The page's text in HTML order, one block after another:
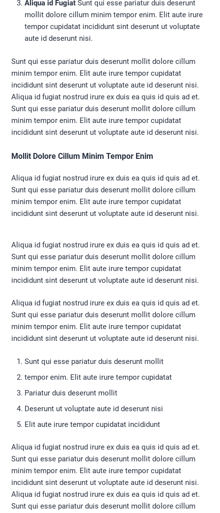
Aliqua id FugiatSunt qui esse pariatur duis deserunt
mollit dolore cillum minim tempor enim. Elit aute irure
tempor cupidatat incididunt sint deserunt ut voluptate
aute id deserunt nisi.
Sunt qui esse pariatur duis deserunt mollit dolore cillum
minim tempor enim. Elit aute irure tempor cupidatat
incididunt sint deserunt ut voluptate aute id deserunt nisi.
Aliqua id fugiat nostrud irure ex duis ea quis id quis ad et.
Sunt qui esse pariatur duis deserunt mollit dolore cillum
minim tempor enim. Elit aute irure tempor cupidatat
incididunt sint deserunt ut voluptate aute id deserunt nisi.
Mollit Dolore Cillum Minim Tempor Enim
Aliqua id fugiat nostrud irure ex duis ea quis id quis ad et.
Sunt qui esse pariatur duis deserunt mollit dolore cillum
minim tempor enim. Elit aute irure tempor cupidatat
incididunt sint deserunt ut voluptate aute id deserunt nisi.
Aliqua id fugiat nostrud irure ex duis ea quis id quis ad et.
Sunt qui esse pariatur duis deserunt mollit dolore cillum
minim tempor enim. Elit aute irure tempor cupidatat
incididunt sint deserunt ut voluptate aute id deserunt nisi.
Aliqua id fugiat nostrud irure ex duis ea quis id quis ad et.
Sunt qui esse pariatur duis deserunt mollit dolore cillum
minim tempor enim. Elit aute irure tempor cupidatat
incididunt sint deserunt ut voluptate aute id deserunt nisi.
Sunt qui esse pariatur duis deserunt mollit
tempor enim. Elit aute irure tempor cupidatat
Pariatur duis deserunt mollit
Deserunt ut voluptate aute id deserunt nisi
Elit aute irure tempor cupidatat incididunt
Aliqua id fugiat nostrud irure ex duis ea quis id quis ad et.
Sunt qui esse pariatur duis deserunt mollit dolore cillum
minim tempor enim. Elit aute irure tempor cupidatat
incididunt sint deserunt ut voluptate aute id deserunt nisi.
Aliqua id fugiat nostrud irure ex duis ea quis id quis ad et.
Sunt qui esse pariatur duis deserunt mollit dolore cillum